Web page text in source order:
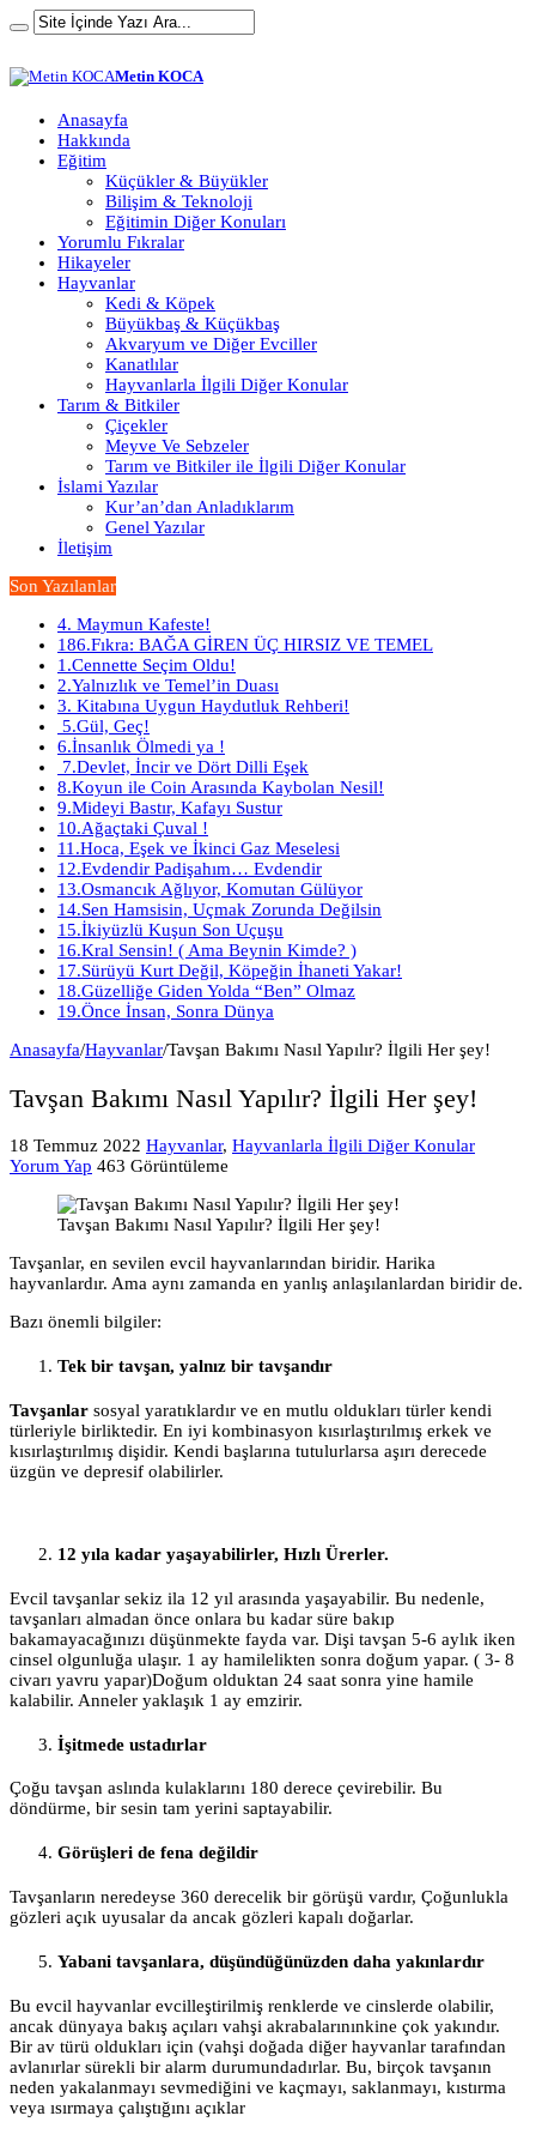
Metin KOCA
Anasayfa
Hakkında
Eğitim
Küçükler & Büyükler
Bilişim & Teknoloji
Eğitimin Diğer Konuları
Yorumlu Fıkralar
Hikayeler
Hayvanlar
Kedi & Köpek
Büyükbaş & Küçükbaş
Akvaryum ve Diğer Evciller
Kanatlılar
Hayvanlarla İlgili Diğer Konular
Tarım & Bitkiler
Çiçekler
Meyve Ve Sebzeler
Tarım ve Bitkiler ile İlgili Diğer Konular
İslami Yazılar
Kur’an’dan Anladıklarım
Genel Yazılar
İletişim
Son Yazılanlar
4. Maymun Kafeste!
186.Fıkra: BAĞA GİREN ÜÇ HIRSIZ VE TEMEL
1.Cennette Seçim Oldu!
2.Yalnızlık ve Temel’in Duası
3. Kitabına Uygun Haydutluk Rehberi!
5.Gül, Geç!
6.İnsanlık Ölmedi ya !
7.Devlet, İncir ve Dört Dilli Eşek
8.Koyun ile Coin Arasında Kaybolan Nesil!
9.Mideyi Bastır, Kafayı Sustur
10.Ağaçtaki Çuval !
11.Hoca, Eşek ve İkinci Gaz Meselesi
12.Evdendir Padişahım… Evdendir
13.Osmancık Ağlıyor, Komutan Gülüyor
14.Sen Hamsisin, Uçmak Zorunda Değilsin
15.İkiyüzlü Kuşun Son Uçuşu
16.Kral Sensin! ( Ama Beynin Kimde? )
17.Sürüyü Kurt Değil, Köpeğin İhaneti Yakar!
18.Güzelliğe Giden Yolda “Ben” Olmaz
19.Önce İnsan, Sonra Dünya
Anasayfa/Hayvanlar/Tavşan Bakımı Nasıl Yapılır? İlgili Her şey!
Tavşan Bakımı Nasıl Yapılır? İlgili Her şey!
18 Temmuz 2022 Hayvanlar, Hayvanlarla İlgili Diğer Konular
Yorum Yap 463 Görüntüleme
Tavşan Bakımı Nasıl Yapılır? İlgili Her şey!
Tavşanlar, en sevilen evcil hayvanlarından biridir. Harika
hayvanlardır. Ama aynı zamanda en yanlış anlaşılanlardan biridir de.
Bazı önemli bilgiler:
Tek bir tavşan, yalnız bir tavşandır
Tavşanlar sosyal yaratıklardır ve en mutlu oldukları türler kendi
türleriyle birliktedir. En iyi kombinasyon kısırlaştırılmış erkek ve
kısırlaştırılmış dişidir. Kendi başlarına tutulurlarsa aşırı derecede
üzgün ve depresif olabilirler.
12 yıla kadar yaşayabilirler, Hızlı Ürerler.
Evcil tavşanlar sekiz ila 12 yıl arasında yaşayabilir. Bu nedenle,
tavşanları almadan önce onlara bu kadar süre bakıp
bakamayacağınızı düşünmekte fayda var. Dişi tavşan 5-6 aylık iken
cinsel olgunluğa ulaşır. 1 ay hamilelikten sonra doğum yapar. ( 3- 8
civarı yavru yapar)Doğum olduktan 24 saat sonra yine hamile
kalabilir. Anneler yaklaşık 1 ay emzirir.
İşitmede ustadırlar
Çoğu tavşan aslında kulaklarını 180 derece çevirebilir. Bu
döndürme, bir sesin tam yerini saptayabilir.
Görüşleri de fena değildir
Tavşanların neredeyse 360 derecelik bir görüşü vardır, Çoğunlukla
gözleri açık uyusalar da ancak gözleri kapalı doğarlar.
Yabani tavşanlara, düşündüğünüzden daha yakınlardır
Bu evcil hayvanlar evcilleştirilmiş renklerde ve cinslerde olabilir,
ancak dünyaya bakış açıları vahşi akrabalarınınkine çok yakındır.
Bir av türü oldukları için (vahşi doğada diğer hayvanlar tarafından
avlanırlar sürekli bir alarm durumundadırlar. Bu, birçok tavşanın
neden yakalanmayı sevmediğini ve kaçmayı, saklanmayı, kıstırma
veya ısırmaya çalıştığını açıklar